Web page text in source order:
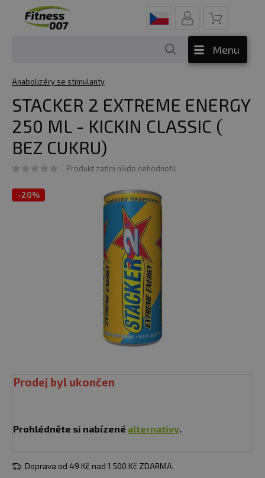
Menu
Anabolizéry se stimulanty
STACKER 2 EXTREME ENERGY
250 ML - KICKIN CLASSIC (
BEZ CUKRU)
Produkt zatím nikdo nehodnotil
-20%
Prodej byl ukončen
Prohlédněte si nabízené alternativy.
Doprava od 49 Kč nad 1 500 Kč ZDARMA.